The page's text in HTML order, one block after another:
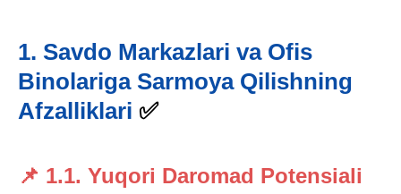
1. Savdo Markazlari va Ofis
Binolariga Sarmoya Qilishning
Afzalliklari ✅
📌 1.1. Yuqori Daromad Potensiali